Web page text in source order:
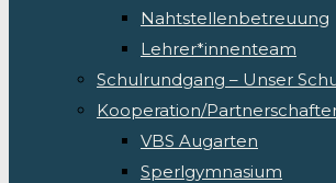
Nahtstellenbetreuung
Lehrer*innenteam
Schulrundgang – Unser
Kooperation/
VBS Augarten
Sperlgymnasium